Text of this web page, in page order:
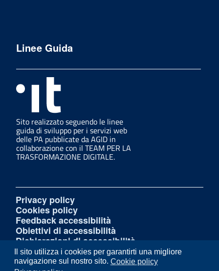
Il sito utilizza i cookies per garantirti una migliore
navigazione sul nostro sito. Cookie policy
Linee Guida
Sito realizzato seguendo le linee
guida di sviluppo per i servizi web
delle PA pubblicate da AGID in
collaborazione con il TEAM PER LA
TRASFORMAZIONE DIGITALE.
Privacy policy
Cookies policy
Feedback accessibilità
Obiettivi di accessibilità
Dichiarazioni di accessibilità
Amministrazione Trasparente
Mappa del sito